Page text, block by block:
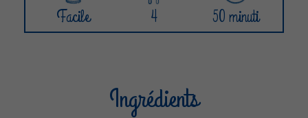
Facile 4 50 minuti
Ingrédients